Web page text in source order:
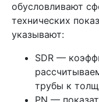
обусловливают
технических
указывают:
SDR —
трубы к
PN —